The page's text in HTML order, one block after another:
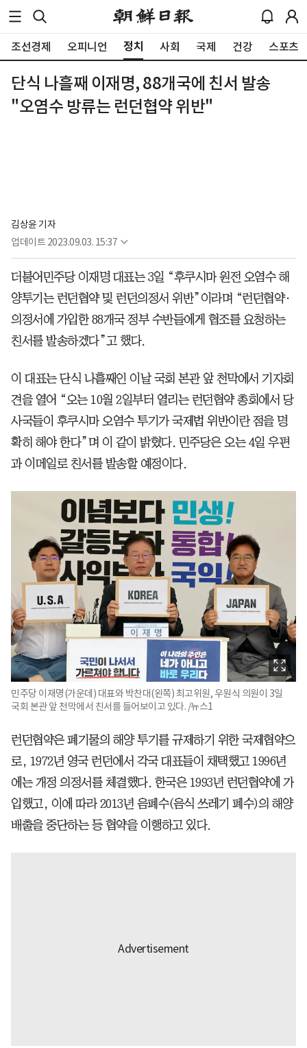
조선경제 오피니언 정치 사회 국제 건강 스포츠
단식 나흘째 이재명, 88개국에 친서 발송
"오염수 방류는 런던협약 위반"
김상윤 기자
업데이트 2023.09.03. 15:37
더불어민주당 이재명 대표는 3일 “후쿠시마 원전 오염수 해
양투기는 런던협약 및 런던의정서 위반”이라며 “런던협약·
의정서에 가입한 88개국 정부 수반들에게 협조를 요청하는
친서를 발송하겠다”고 했다.
이 대표는 단식 나흘째인 이날 국회 본관 앞 천막에서 기자회
견을 열어 “오는 10월 2일부터 열리는 런던협약 총회에서 당
사국들이 후쿠시마 오염수 투기가 국제법 위반이란 점을 명
확히 해야 한다”며 이 같이 밝혔다. 민주당은 오는 4일 우편
과 이메일로 친서를 발송할 예정이다.
민주당 이재명(가운데) 대표와 박찬대(왼쪽) 최고위원, 우원식 의원이 3일
국회 본관 앞 천막에서 친서를 들어보이고 있다. /뉴스1
런던협약은 폐기물의 해양 투기를 규제하기 위한 국제협약으
로, 1972년 영국 런던에서 각국 대표들이 채택했고 1996년
에는 개정 의정서를 체결했다. 한국은 1993년 런던협약에 가
입했고, 이에 따라 2013년 음폐수(음식 쓰레기 폐수)의 해양
배출을 중단하는 등 협약을 이행하고 있다.